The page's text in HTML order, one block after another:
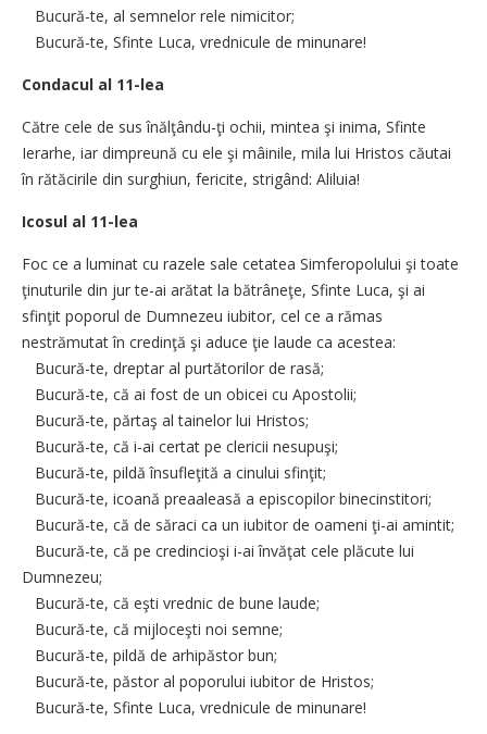
Bucură-te, al semnelor rele nimicitor;
Bucură-te, Sfinte Luca, vrednicule de minunare!
Condacul al 11-lea
Către cele de sus înălţându-ţi ochii, mintea şi inima, Sfinte
Ierarhe, iar dimpreună cu ele şi mâinile, mila lui Hristos căutai
în rătăcirile din surghiun, fericite, strigând: Aliluia!
Icosul al 11-lea
Foc ce a luminat cu razele sale cetatea Simferopolului şi toate
ţinuturile din jur te-ai arătat la bătrâneţe, Sfinte Luca, şi ai
sfinţit poporul de Dumnezeu iubitor, cel ce a rămas
nestrămutat în credinţă şi aduce ţie laude ca acestea:
Bucură-te, dreptar al purtătorilor de rasă;
Bucură-te, că ai fost de un obicei cu Apostolii;
Bucură-te, părtaş al tainelor lui Hristos;
Bucură-te, că i-ai certat pe clericii nesupuşi;
Bucură-te, pildă însufleţită a cinului sfinţit;
Bucură-te, icoană preaaleasă a episcopilor binecinstitori;
Bucură-te, că de săraci ca un iubitor de oameni ţi-ai amintit;
Bucură-te, că pe credincioşi i-ai învăţat cele plăcute lui
Dumnezeu;
Bucură-te, că eşti vrednic de bune laude;
Bucură-te, că mijloceşti noi semne;
Bucură-te, pildă de arhipăstor bun;
Bucură-te, păstor al poporului iubitor de Hristos;
Bucură-te, Sfinte Luca, vrednicule de minunare!